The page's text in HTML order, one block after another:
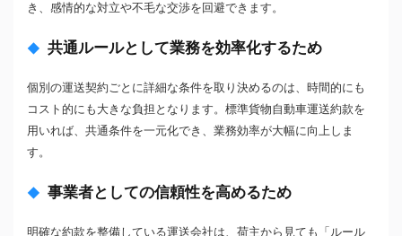
き、感情的な対立や不毛な交渉を回避できます。
共通ルールとして業務を効率化するため
個別の運送契約ごとに詳細な条件を取り決めるのは、時間的にも
コスト的にも大きな負担となります。標準貨物自動車運送約款を
用いれば、共通条件を一元化でき、業務効率が大幅に向上しま
す。
事業者としての信頼性を高めるため
明確な約款を整備している運送会社は、荷主から見ても「ルール